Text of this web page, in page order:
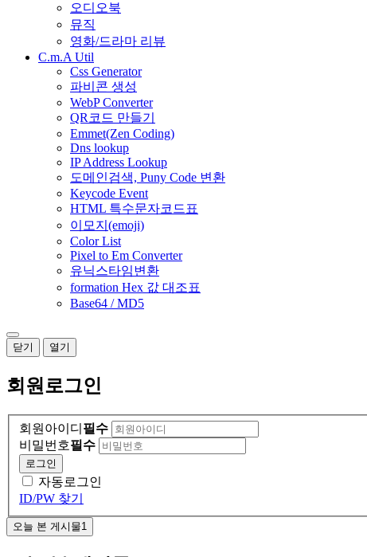
오디오북
뮤직
영화/드라마 리뷰
C.m.A Util
Css Generator
파비콘 생성
WebP Converter
QR코드 만들기
Emmet(Zen Coding)
Dns lookup
IP Address Lookup
도메인검색, Puny Code 변환
Keycode Event
HTML 특수문자코드표
이모지(emoji)
Color List
Pixel to Em Converter
유닉스타임변환
formation Hex 값 대조표
Base64 / MD5
닫기 열기
회원 로그인
회원아이디 필수
비밀번호필수
로그인
자동로그인
ID/PW 찾기
오늘 본 게시물1